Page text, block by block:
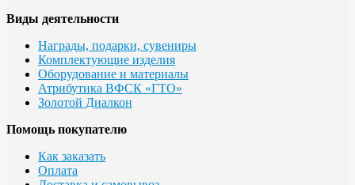
Виды деятельности
Награды, подарки, сувениры
Комплектующие изделия
Оборудование и материалы
Атрибутика ВФСК «ГТО»
Золотой Диалкон
Помощь покупателю
Как заказать
Оплата